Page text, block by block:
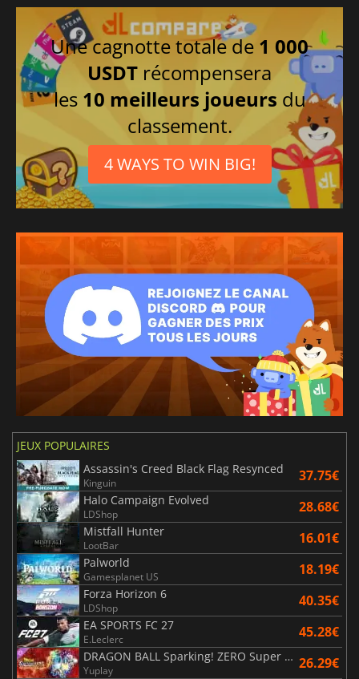
Une cagnotte totale de 1 000
USDT récompensera
les 10 meilleurs joueurs du
classement.
4 WAYS TO WIN BIG!
JEUX POPULAIRES
Assassin's Creed Black Flag Resynced
Kinguin 37.75€
Halo Campaign Evolved
LDShop 28.68€
Mistfall Hunter
LootBar 16.01€
Palworld
Gamesplanet US 18.19€
Forza Horizon 6
LDShop 40.35€
EA SPORTS FC 27
E.Leclerc 45.28€
DRAGON BALL Sparking! ZERO Super Limit Breaking NEO
Yuplay 26.29€